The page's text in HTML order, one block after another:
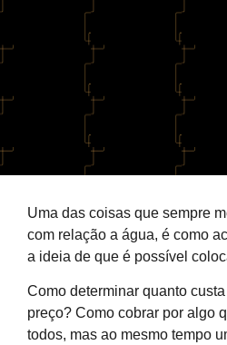
Uma das coisas que sempre
com relação a água, é como
a ideia de que é possível
Como determinar quanto
preço? Como cobrar por algo
todos, mas ao mesmo tempo